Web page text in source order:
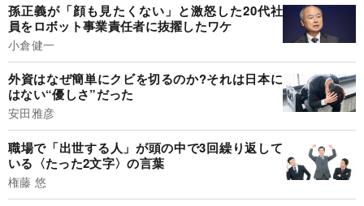
孫正義が「顔も見たくない」と激怒した20代社
員をロボット事業責任者に抜擢したワケ
小倉健一
外資はなぜ簡単にクビを切るのか?それは日本に
はない“優しさ”だった
安田雅彦
職場で「出世する人」が頭の中で3回繰り返して
いる〈たった2文字〉の言葉
権藤 悠